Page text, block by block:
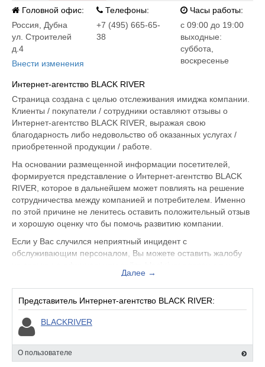
Головной офис:
Россия
Дубна
ул. Строителей
д.4
Внести изменения
Телефоны:
+7 (495) 665-65-
38
Часы работы:
c 09:00 до 19:00
выходные:
суббота,
воскресенье
Интернет-агентство BLACK RIVER
Страница создана с целью отслеживания имиджа компании.
Клиенты / покупатели / сотрудники оставляют отзывы о
Интернет-агентство BLACK RIVER, выражая свою
благодарность либо недовольство об оказанных услугах /
приобретенной продукции / работе.
На основании размещенной информации посетителей,
формируется представление о Интернет-агентство BLACK
RIVER, которое в дальнейшем может повлиять на решение
сотрудничества между компанией и потребителем. Именно
по этой причине не ленитесь оставить положительный отзыв
и хорошую оценку что бы помочь развитию компании.
Если у Вас случился неприятный инцидент с
обслуживающим персоналом, Вы можете оставить жалобу
здесь. Представитель организации ответит на Ваш отзыв и
примет меры по улучшению качества предоставляемых
услуг.
Интернет-агентство BLACK RIVER находится по адресу
Дубна ул. Строителей д.4, вы можете поделиться
посетителями.
Далее →
Представитель Интернет-агентство BLACK RIVER:
BLACKRIVER
О пользователе